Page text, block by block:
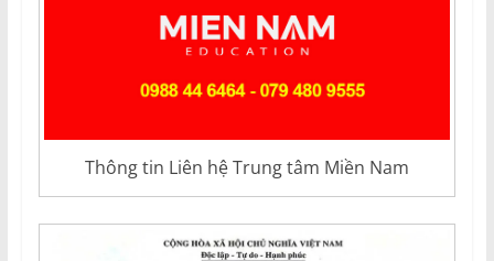
Thông tin Liên hệ Trung tâm Miền Nam